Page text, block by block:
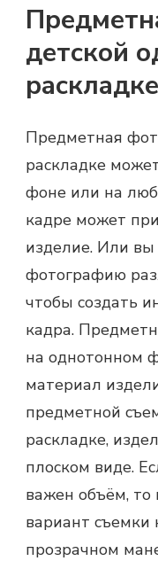
детской
раскладке
Предметная
раскладке
фоне или на
кадре может
изделие. Или
фотографию
чтобы создать
кадра.
на однотонном
материал
предметной
раскладке,
плоском виде.
важен объём,
вариант съемки
прозрачном